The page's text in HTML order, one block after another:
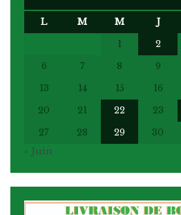
L M M J
1
2
6
7 8 9
13
14 15 16
20
21 22 23
27
28 29 30
« Juin